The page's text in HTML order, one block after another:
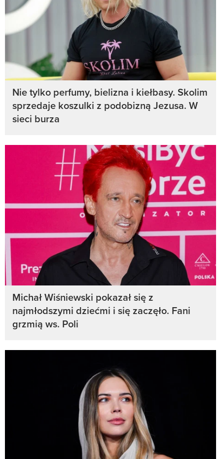
Nie tylko perfumy, bielizna i kiełbasy. Skolim
sprzedaje koszulki z podobizną Jezusa. W
sieci burza
Michał Wiśniewski pokazał się z
najmłodszymi dziećmi i się zaczęło. Fani
grzmią ws. Poli